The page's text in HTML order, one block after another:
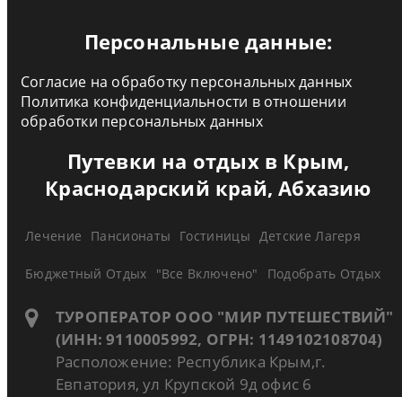
Персональные данные:
Согласие на обработку персональных данных
Политика конфиденциальности в отношении
обработки персональных данных
Путевки на отдых в Крым,
Краснодарский край, Абхазию
Лечение Пансионаты Гостиницы Детские Лагеря
Бюджетный Отдых "Все Включено" Подобрать Отдых
ТУРОПЕРАТОР ООО "МИР ПУТЕШЕСТВИЙ"
(ИНН: 9110005992, ОГРН: 1149102108704)
Расположение: Республика Крым,г.
Евпатория, ул Крупской 9д офис 6